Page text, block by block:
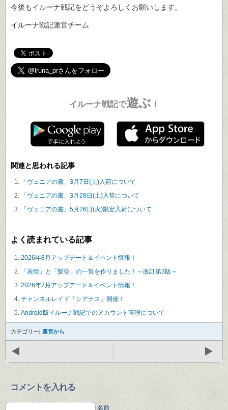
今後もイルーナ戦記をどうぞよろしくお願いします。
イルーナ戦記運営チーム
イルーナ戦記で遊ぶ ！
関連と思われる記事
「ヴェニアの書」3月7日(土)入荷について
「ヴェニアの書」3月28日(土)入荷について
「ヴェニアの書」5月26日(火)限定入荷について
よく読まれている記事
2026年8月アップデート＆イベント情報！
「表情」と「髪型」の一覧を作りました！～改訂第3版～
2026年7月アップデート＆イベント情報！
チャンネルレイド「シアナス」開催！
Android版イルーナ戦記でのアカウント管理について
カテゴリー: 運営から
コメントを入れる
名前